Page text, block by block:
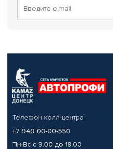
Телефон колл-центра
+7 949 00-00-550
Пн-Вс с 9.00 до 18.00